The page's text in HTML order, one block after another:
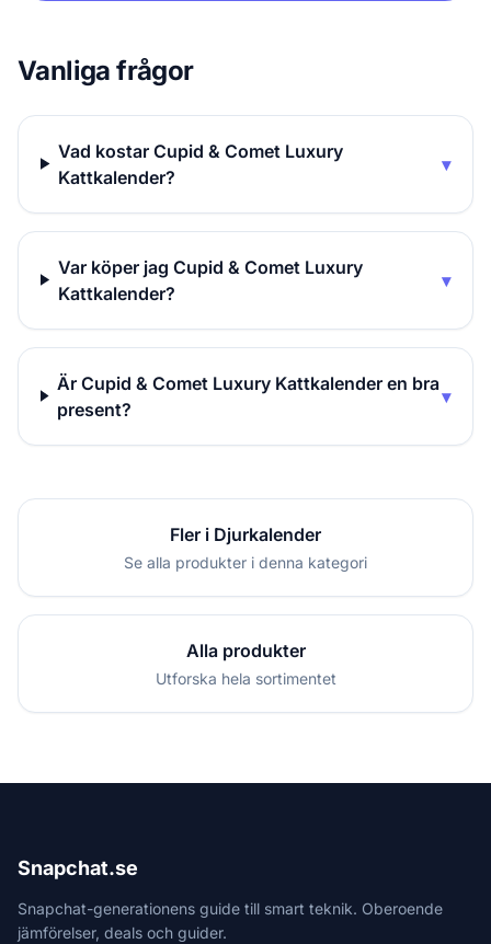
Vanliga frågor
Vad kostar Cupid & Comet Luxury
Kattkalender?
▾
Var köper jag Cupid & Comet Luxury
Kattkalender?
▾
Är Cupid & Comet Luxury Kattkalender en bra
present?
▾
Fler i Djurkalender
Se alla produkter i denna kategori
Alla produkter
Utforska hela sortimentet
Snapchat.se
Snapchat-generationens guide till smart teknik. Oberoende
jämförelser, deals och guider.